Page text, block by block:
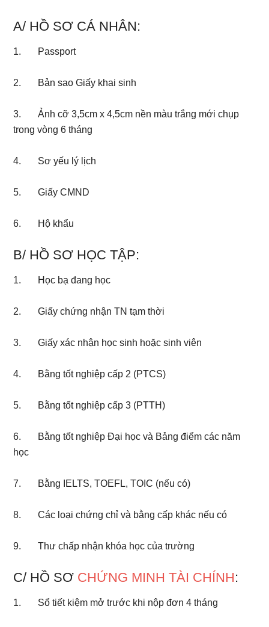
A/ HỒ SƠ CÁ NHÂN:
1. Passport
2. Bản sao Giấy khai sinh
3. Ảnh cỡ 3,5cm x 4,5cm nền màu trắng mới chụp
trong vòng 6 tháng
4. Sơ yếu lý lịch
5. Giấy CMND
6. Hộ khẩu
B/ HỒ SƠ HỌC TẬP:
1. Học bạ đang học
2. Giấy chứng nhận TN tạm thời
3. Giấy xác nhận học sinh hoặc sinh viên
4. Bằng tốt nghiệp cấp 2 (PTCS)
5. Bằng tốt nghiệp cấp 3 (PTTH)
6. Bằng tốt nghiệp Đại học và Bảng điểm các năm
học
7. Bằng IELTS, TOEFL, TOIC (nếu có)
8. Các loại chứng chỉ và bằng cấp khác nếu có
9. Thư chấp nhận khóa học của trường
C/ HỒ SƠ CHỨNG MINH TÀI CHÍNH:
1. Sổ tiết kiệm mở trước khi nộp đơn 4 tháng